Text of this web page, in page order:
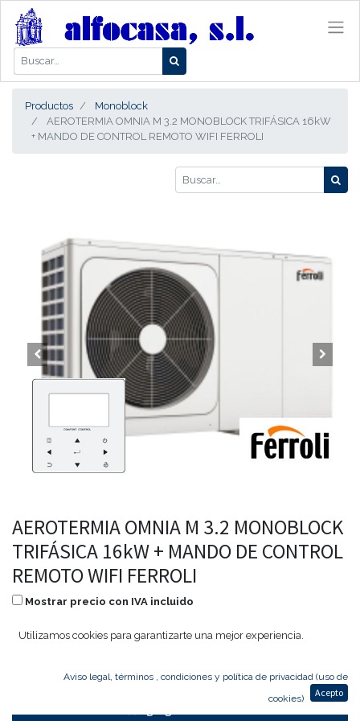
Productos
Monoblock
AEROTERMIA OMNIA M 3.2 MONOBLOCK TRIFÁSICA 16kW
+ MANDO DE CONTROL REMOTO WIFI FERROLI
AEROTERMIA OMNIA M 3.2 MONOBLOCK
TRIFÁSICA 16kW + MANDO DE CONTROL
REMOTO WIFI FERROLI
Mostrar precio con IVA incluido
9.087,00€5.633,94€
Utilizamos cookies para garantizarte una mejor experiencia.
Aviso legal, términos , condiciones y política de privacidad (uso de
cookies)
Acepto